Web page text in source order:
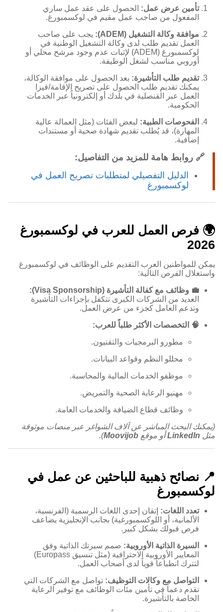
تأمين عرض عمل: الحصول على عقد عمل ساري
المفعول من صاحب عمل مقيم في لوكسمبورغ.
موافقة وكالة التشغيل (ADEM):
يجب على صاحب
العمل تقديم طلب لدى وكالة التشغيل الوطنية في
لوكسمبورغ (ADEM) لإثبات عدم وجود مرشح محلي أو
أوروبي مناسب لشغل الوظيفة.
تقديم طلب التأشيرة: بعد الحصول على موافقة الوكالة،
يمكنك تقديم طلب الحصول على تصريح الإقامة/فيزا
العمل عبر القنصلية في بلدك أو إلكترونياً عبر الخدمات
الحكومية.
الفحوصات الطبية: لبعض الفئات (مثل العمالة عالية
المهارة)، قد يُطلب تقديم شهادة صحية أو مستندات
إضافية.
🔗 روابط هامة للمزيد من التفاصيل:
الدليل التفصيلي لمتطلبات تصريح العمل في
لوكسمبورغ
🌍 فرص العمل للعرب في لوكسمبورغ
2026
يمكن للمواطنين العرب التقديم على الوظائف في لوكسمبورغ
واستغلال الفرص التالية:
💼 وظائف مع كفالة التأشيرة (Visa Sponsorship):
العديد من الشركات الكبرى تتكفل بإجراءات التأشيرة
وتدعم العامل كجزء من عرض العمل.
🧠 التخصصات الأكثر طلباً للعرب:
مطورو البرمجيات والتقنيون.
محللو النظم وقواعد البيانات.
موظفو الخدمات المالية والمحاسبة.
مهنيو الرعاية الصحية والتمريض.
وظائف قطاع الضيافة والخدمات العامة.
(يمكنك البحث المباشر عن آلاف الشواغر عبر منصات موثوقة
مثل LinkedInأو موقع Moovijob
).
📍 نصائح ذهبية للباحثين عن عمل في
لوكسمبورغ
تعدد اللغات: إتقان إحدى اللغات الرسمية (الفرنسية،
الألمانية، أو اللوكسمبورغية) بجانب الإنجليزية يضاعف
فرص قبولك بشكل كبير.
السيرة الذاتية الأوروبية: صمم سيرتك الذاتية وفق
المعايير الأوروبية الاحترافية (مثل تنسيق Europass)
لتترك انطباعاً قوياً لدى أصحاب العمل.
التواصل مع وكالات التوظيف: تواصل مع الشركات التي
تقدم دعماً في تأمين مئات الوظائف مع توفير الرعاية
الخاصة بالتأشيرة.